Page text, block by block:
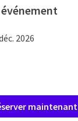
%
: gratuit
2026
maintenant